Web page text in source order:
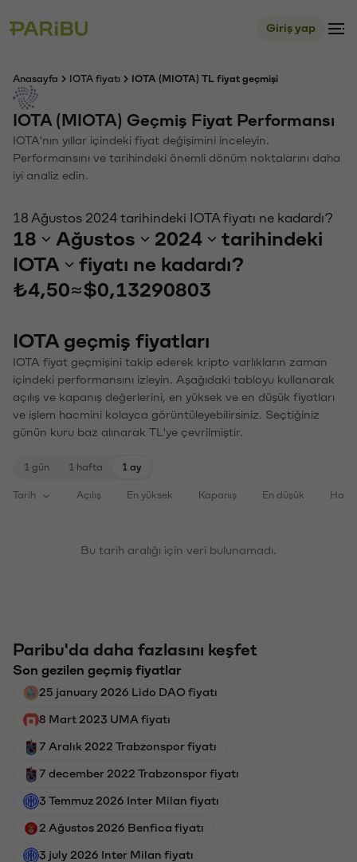
Giriş yap
Anasayfa IOTA fiyatı IOTA (MIOTA) TL fiyat geçmişi
IOTA (MIOTA) Geçmiş Fiyat Performansı
IOTA'nın yıllar içindeki fiyat değişimini inceleyin.
Performansını ve tarihindeki önemli dönüm noktalarını daha
iyi analiz edin.
18 Ağustos 2024 tarihindeki IOTA fiyatı ne kadardı?
18 Ağustos 2024
tarihindeki
IOTA
fiyatı ne kadardı?
₺4,50≈$0,13290803
IOTA geçmiş fiyatları
IOTA fiyat geçmişini takip ederek kripto varlıkların zaman
içindeki performansını izleyin. Aşağıdaki tabloyu kullanarak
açılış ve kapanış değerlerini, en yüksek ve en düşük fiyatları
ve işlem hacmini kolayca görüntüleyebilirsiniz. Seçtiğiniz
günün kuru baz alınarak TL'ye çevrilmiştir.
1 gün 1 hafta 1 ay
Tarih Açılış En yüksek Kapanış En düşük
Bu tarih aralığı için veri bulunamadı.
Paribu'da daha fazlasını keşfet
Son gezilen geçmiş fiyatlar
25 january 2026 Lido DAO fiyatı
8 Mart 2023 UMA fiyatı
7 Aralık 2022 Trabzonspor fiyatı
7 december 2022 Trabzonspor fiyatı
3 Temmuz 2026 Inter Milan fiyatı
2 Ağustos 2026 Benfica fiyatı
3 july 2026 Inter Milan fiyatı